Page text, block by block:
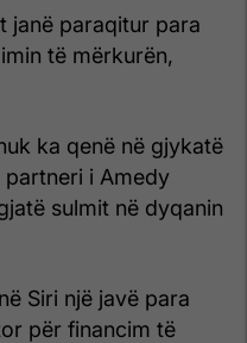
janë paraqitur para
të mërkurën,
ka qenë në gjykatë
partneri i Amedy
sulmit në dyqanin
Siri një javë para
për financim të